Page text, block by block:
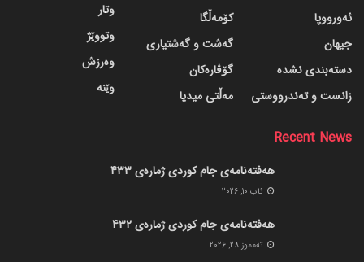
ئەورووپا
جیهان
دسته‌بندی نشده
زانست و تەندرووستی
کۆمەڵگا
گه‌شت و گه‌شتیاری
گۆڤاره‌کان
مەڵتی میدیا
وتار
وتووێژ
وەرزش
وێنە
Recent News
هەفتەنامەی جام کوردی ژمارەی 433
ئاب 10, 2026
هەفتەنامەی جام کوردی ژمارەی 432
ته‌مموز 28, 2026